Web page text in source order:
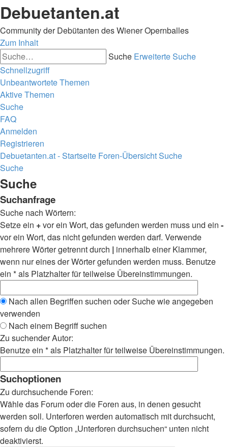
Debuetanten.at
Community der Debütanten des Wiener Opernballes
Zum Inhalt
Suche Erweiterte Suche
Schnellzugriff
Unbeantwortete Themen
Aktive Themen
Suche
FAQ
Anmelden
Registrieren
Debuetanten.at - Startseite Foren-ÜbersichtSuche
Suche
Suche
Suchanfrage
Suche nach Wörtern:
Setze ein +vor ein Wort, das gefunden werden muss und ein -
vor ein Wort, das nicht gefunden werden darf. Verwende
mehrere Wörter getrennt durch | innerhalb einer Klammer,
wenn nur eines der Wörter gefunden werden muss. Benutze
ein * als Platzhalter für teilweise Übereinstimmungen.
Nach allen Begriffen suchen oder Suche wie angegeben
verwenden
Nach einem Begriff suchen
Zu suchender Autor:
Benutze ein * als Platzhalter für teilweise Übereinstimmungen.
Suchoptionen
Zu durchsuchende Foren:
Wähle das Forum oder die Foren aus, in denen gesucht
werden soll. Unterforen werden automatisch mit durchsucht,
sofern du die Option „Unterforen durchsuchen“ unten nicht
deaktivierst.